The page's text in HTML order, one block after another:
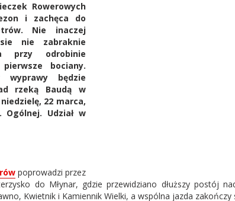
Rowerowych
i zachęca do
Nie inaczej
nie zabraknie
przy odrobinie
bociany.
wyprawy będzie
rzeką Baudą w
22 marca,
Udział w
poprowadzi przez
do Młynar, gdzie przewidziano dłuższy postój
Kwietnik i Kamiennik Wielki, a wspólna jazda zakończy